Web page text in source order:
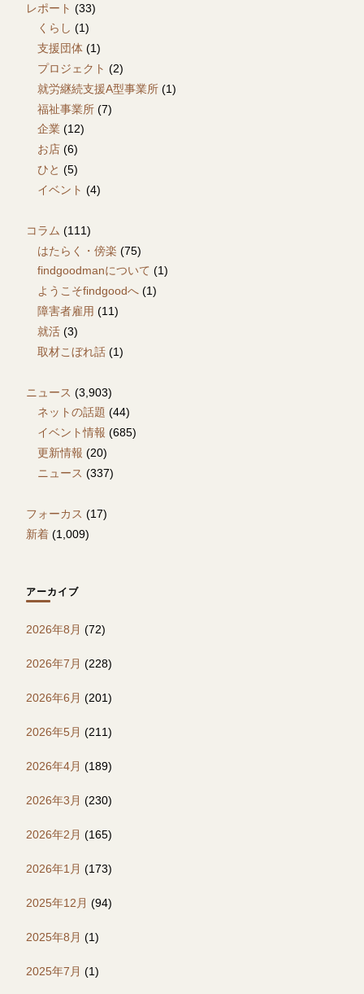
レポート (33)
くらし (1)
支援団体 (1)
プロジェクト (2)
就労継続支援A型事業所 (1)
福祉事業所 (7)
企業 (12)
お店 (6)
ひと (5)
イベント (4)
コラム (111)
はたらく・傍楽 (75)
findgoodmanについて (1)
ようこそfindgoodへ (1)
障害者雇用 (11)
就活 (3)
取材こぼれ話 (1)
ニュース (3,903)
ネットの話題 (44)
イベント情報 (685)
更新情報 (20)
ニュース (337)
フォーカス (17)
新着 (1,009)
アーカイブ
2026年8月 (72)
2026年7月 (228)
2026年6月 (201)
2026年5月 (211)
2026年4月 (189)
2026年3月 (230)
2026年2月 (165)
2026年1月 (173)
2025年12月 (94)
2025年8月 (1)
2025年7月 (1)